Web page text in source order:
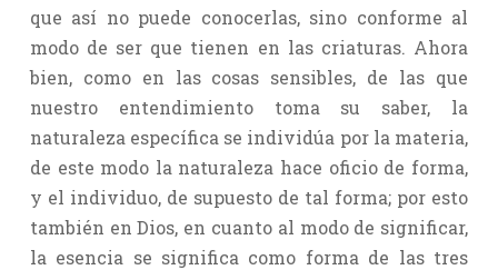
que así no puede conocerlas, sino conforme al
modo de ser que tienen en las criaturas. Ahora
bien, como en las cosas sensibles, de las que
nuestro entendimiento toma su saber, la
naturaleza específica se individúa por la materia,
de este modo la naturaleza hace oficio de forma,
y el individuo, de supuesto de tal forma; por esto
también en Dios, en cuanto al modo de significar,
la esencia se significa como forma de las tres